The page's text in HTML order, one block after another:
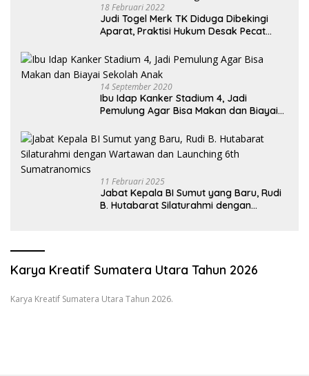
18 Februari 2022
Judi Togel Merk TK Diduga Dibekingi
Aparat, Praktisi Hukum Desak Pecat
14 September 2020
Ibu Idap Kanker Stadium 4, Jadi
Pemulung Agar Bisa Makan dan Biayai
11 Februari 2025
Jabat Kepala BI Sumut yang Baru, Rudi
B. Hutabarat Silaturahmi dengan
Karya Kreatif Sumatera Utara Tahun 2026
Karya Kreatif Sumatera Utara Tahun 2026.